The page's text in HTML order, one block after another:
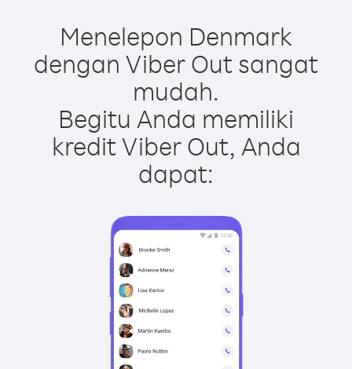
Menelepon Denmark
dengan Viber Out sangat
mudah.
Begitu Anda memiliki
kredit Viber Out, Anda
dapat: